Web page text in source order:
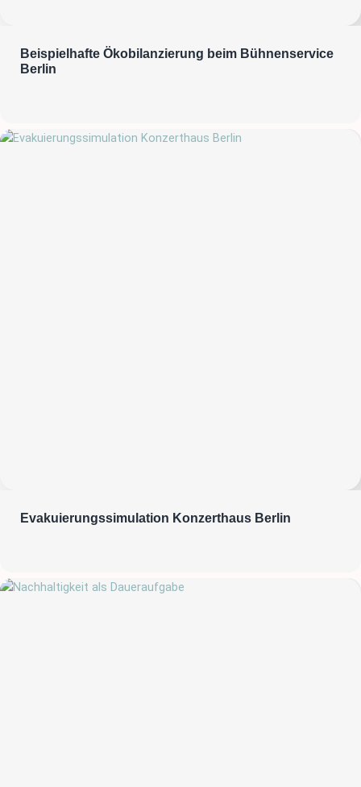
Beispielhafte Ökobilanzierung beim Bühnenservice
Berlin
Evakuierungssimulation Konzerthaus Berlin